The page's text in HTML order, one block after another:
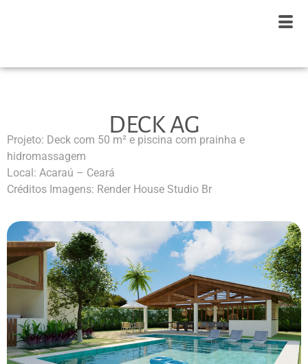
DECK AG
Projeto: Deck com 50 m² e piscina com prainha e
hidromassagem
Local: Acaraú – Ceará
Créditos Imagens: Render House Studio Br